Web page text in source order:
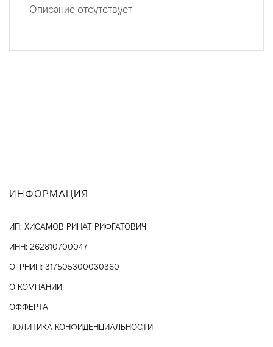
Описание отсутствует
ИНФОРМАЦИЯ
ИП: ХИСАМОВ РИНАТ РИФГАТОВИЧ
ИНН: 262810700047
ОГРНИП: 317505300030360
О КОМПАНИИ
ОФФЕРТА
ПОЛИТИКА КОНФИДЕНЦИАЛЬНОСТИ